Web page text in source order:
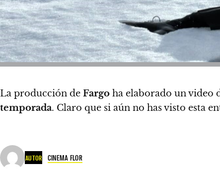
La producción de Fargo ha elaborado un video
temporada. Claro que si aún no has visto esta
AUTOR CINEMA FLOR